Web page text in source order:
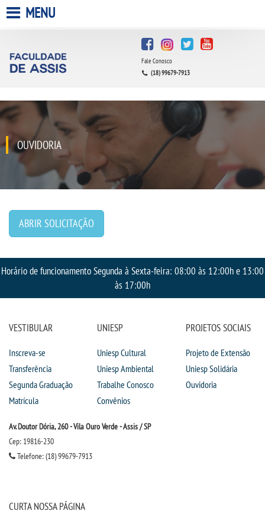
A FACULDADE
A UNIESP S.A.
QUEM SOMOS
INFRAESTRUTURA
CPA
CPSA
PROUNI
CURSOS
BACHARELADOS
TECNOLÓGICOS
VESTIBULAR
MENU
Fale Conosco
(18) 99679-7913
OUVIDORIA
ABRIR SOLICITAÇÃO
Horário de funcionamento Segunda à Sexta-feira: 08:00 às 12:00h e 13:00
às 17:00h
VESTIBULAR
Inscreva-se
Transferência
Segunda Graduação
Matrícula
UNIESP
Uniesp Cultural
Uniesp Ambiental
Trabalhe Conosco
Convênios
PROJETOS SOCIAIS
Projeto de Extensão
Uniesp Solidária
Ouvidoria
Av. Doutor Dória, 260 - Vila Ouro Verde - Assis / SP
Cep: 19816-230
Telefone: (18) 99679-7913
CURTA NOSSA PÁGINA